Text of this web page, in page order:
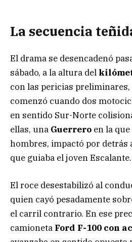
La secuencia
El drama se desencadenó
sábado, a la altura del
con las pericias
comenzó cuando dos
en sentido Sur-Norte
ellas, una Guerrero en la
hombres, impactó por detrás
que guiaba el joven Escalante.
El roce desestabilizó al
quien cayó pesadamente
el carril contrario. En ese
camioneta Ford F-100 con